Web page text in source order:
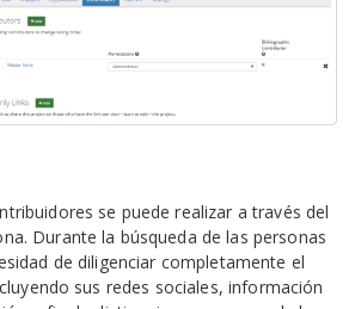
se puede realizar a través del
Durante la búsqueda de las personas
de diligenciar completamente el
sus redes sociales, información